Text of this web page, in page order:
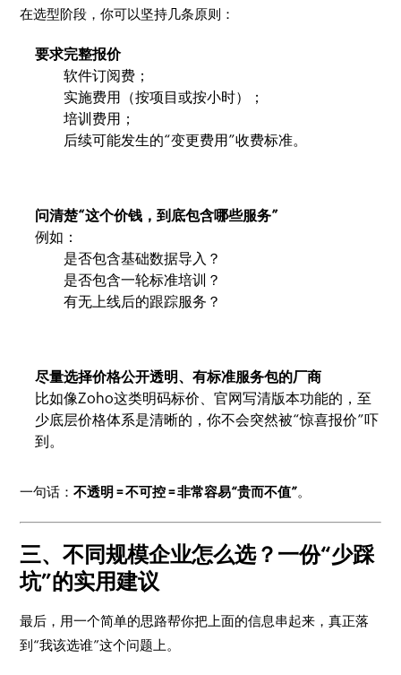
在选型阶段，你可以坚持几条原则：
要求完整报价
软件订阅费；
实施费用（按项目或按小时）；
培训费用；
后续可能发生的“变更费用”收费标准。
问清楚“这个价钱，到底包含哪些服务”
例如：
是否包含基础数据导入？
是否包含一轮标准培训？
有无上线后的跟踪服务？
尽量选择价格公开透明、有标准服务包的厂商
比如像Zoho这类明码标价、官网写清版本功能的，至
少底层价格体系是清晰的，你不会突然被“惊喜报价”吓
到。
一句话：不透明 = 不可控 = 非常容易“贵而不值”。
三、不同规模企业怎么选？一份“少踩
坑”的实用建议
最后，用一个简单的思路帮你把上面的信息串起来，真正落
到“我该选谁”这个问题上。